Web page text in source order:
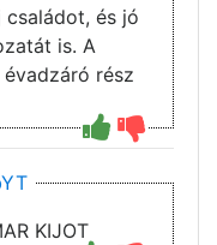
és jó
is. A
rész
KIJOT